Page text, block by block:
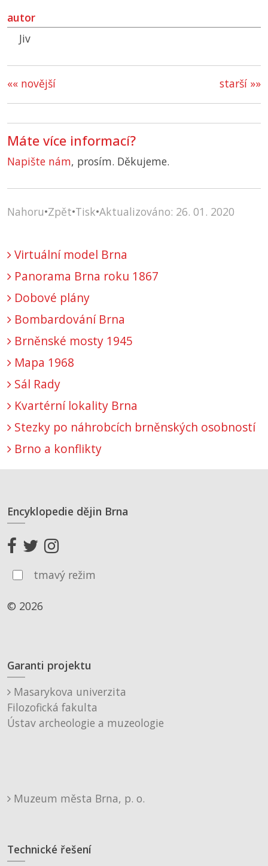
autor
Jiv
starší »»
«« novější
Máte více informací?
Napište nám, prosím. Děkujeme.
Nahoru•Zpět•Tisk•Aktualizováno: 26. 01. 2020
Virtuální model Brna
Panorama Brna roku 1867
Dobové plány
Bombardování Brna
Brněnské mosty 1945
Mapa 1968
Sál Rady
Kvartérní lokality Brna
Stezky po náhrobcích brněnských osobností
Brno a konflikty
Encyklopedie dějin Brna
tmavý režim
© 2026
Garanti projektu
Masarykova univerzita
Filozofická fakulta
Ústav archeologie a muzeologie
Muzeum města Brna, p. o.
Technické řešení